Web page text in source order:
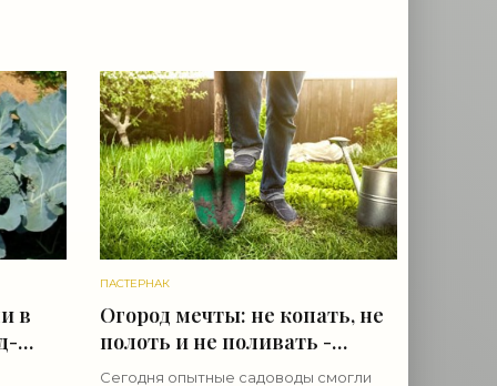
в
ПАСТЕРНАК
Огород мечты: не копать, не
полоть и не поливать -
«Овощи»
Сегодня опытные садоводы смогли